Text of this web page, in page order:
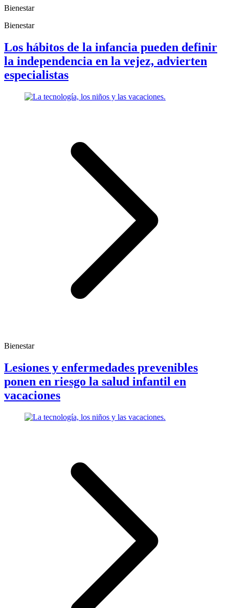
Bienestar
Bienestar
Los hábitos de la infancia pueden definir
la independencia en la vejez, advierten
especialistas
Bienestar
Lesiones y enfermedades prevenibles
ponen en riesgo la salud infantil en
vacaciones